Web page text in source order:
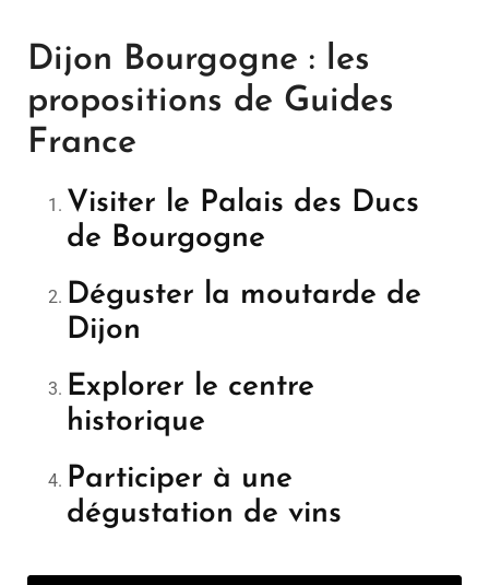
Dijon Bourgogne : les
propositions de Guides
France
Visiter le Palais des Ducs
de Bourgogne
Déguster la moutarde de
Dijon
Explorer le centre
historique
Participer à une
dégustation de vins